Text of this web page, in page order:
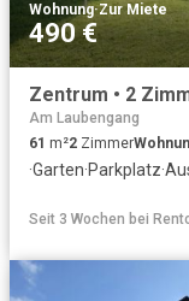
Wohnung·Zur Miete
490 €
Am Laubengang
61 m²2 Zimmer
·Garten·Parkplatz·
Seit 3 Wochen bei